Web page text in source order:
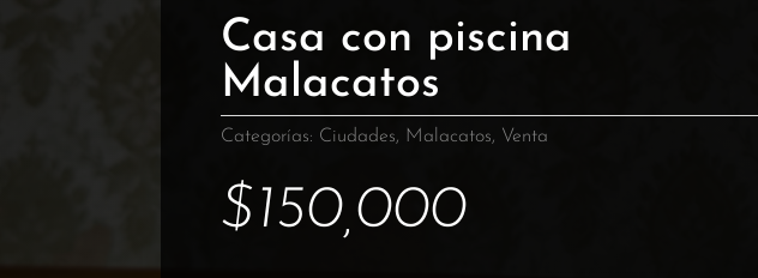
Casa con piscina
Malacatos
Categorías: Ciudades, Malacatos, Venta
$150,000